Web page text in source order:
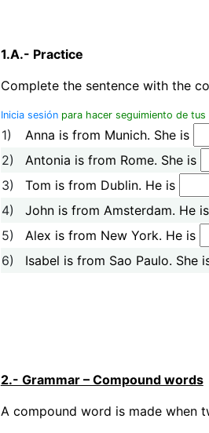
1.A.- Practice
Complete the sentence with the
Inicia sesiónpara hacer seguimiento de tus
1)
Anna is from Munich. She is
2)
Antonia is from Rome. She is
3)
Tom is from Dublin. He is
4)
John is from Amsterdam. He is
5)
Alex is from New York. He is
6)
Isabel is from Sao Paulo. She
2.- Grammar – Compound words
A compound word is made when